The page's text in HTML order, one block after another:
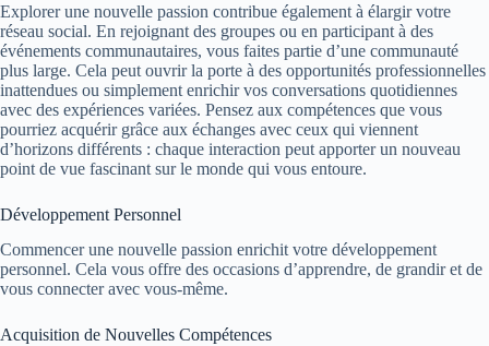
Explorer une nouvelle passion contribue également à élargir votre
réseau social. En rejoignant des groupes ou en participant à des
événements communautaires, vous faites partie d’une communauté
plus large. Cela peut ouvrir la porte à des opportunités professionnelles
inattendues ou simplement enrichir vos conversations quotidiennes
avec des expériences variées. Pensez aux compétences que vous
pourriez acquérir grâce aux échanges avec ceux qui viennent
d’horizons différents : chaque interaction peut apporter un nouveau
point de vue fascinant sur le monde qui vous entoure.
Développement Personnel
Commencer une nouvelle passion enrichit votre développement
personnel. Cela vous offre des occasions d’apprendre, de grandir et de
vous connecter avec vous-même.
Acquisition de Nouvelles Compétences